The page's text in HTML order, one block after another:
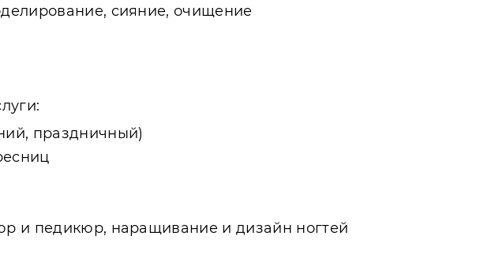
сияние, очищение
праздничный)
и педикюр, наращивание и дизайн ногтей